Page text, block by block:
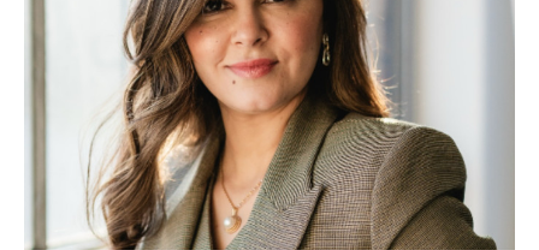
bieden. Zo kan de cliënt het beste resultaat behalen,
precies wat past bij zijn of haar wensen en
verwachtingen.Dania brengt graag veel tijd door met
haar twee zonen, in haar vrije tijd sport ze en spreekt ze
met vrienden af.
Deel je ervaring over deze kliniek
Help anderen met het maken van hun keuze door een